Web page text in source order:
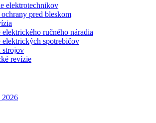
elektrotechnikov
ochrany pred bleskom
ručného náradia
elektrických spotrebičov
strojov
revízie
2026